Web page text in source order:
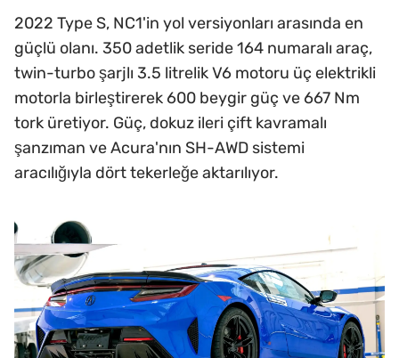
2022 Type S, NC1'in yol versiyonları arasında en
güçlü olanı. 350 adetlik seride 164 numaralı araç,
twin-turbo şarjlı 3.5 litrelik V6 motoru üç elektrikli
motorla birleştirerek 600 beygir güç ve 667 Nm
tork üretiyor. Güç, dokuz ileri çift kavramalı
şanzıman ve Acura'nın SH-AWD sistemi
aracılığıyla dört tekerleğe aktarılıyor.